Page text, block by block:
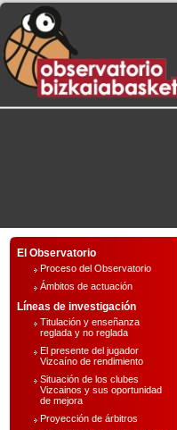
El Observatorio
Proceso del Observatorio
Ámbitos de actuación
Líneas de investigación
Titulación y enseñanza
reglada y no reglada
El presente del jugador
Vizcaíno de rendimiento
Situación de los clubes
Vizcainos y sus oportunidad
de mejora
Proyección de árbitros